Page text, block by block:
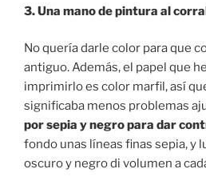
3. Una mano de pintura al
No quería darle color para que
antiguo. Además, el papel que
imprimirlo es color marfil, así
significaba menos problemas
por sepia y negro para dar
fondo unas líneas finas sepia, y
oscuro y negro di volumen a